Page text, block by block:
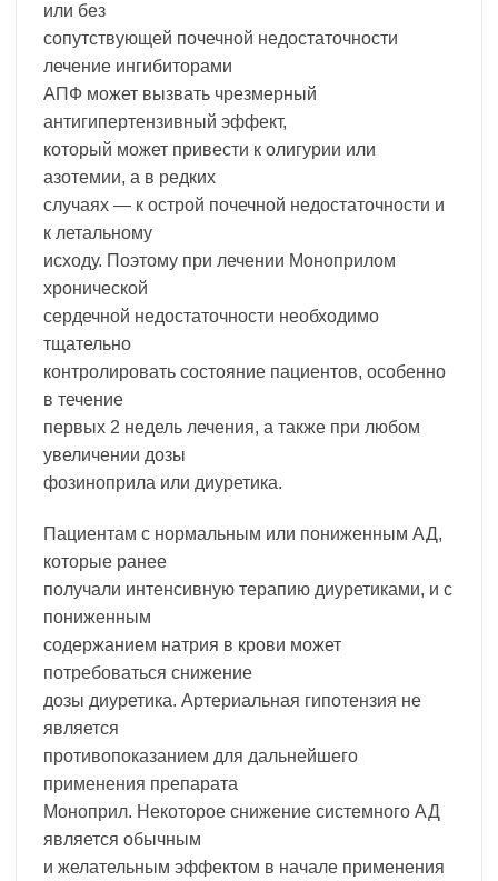
или без
сопутствующей почечной недостаточности
лечение ингибиторами
АПФ может вызвать чрезмерный
антигипертензивный эффект,
который может привести к олигурии или
азотемии, а в редких
случаях — к острой почечной недостаточности и
к летальному
исходу. Поэтому при лечении Моноприлом
хронической
сердечной недостаточности необходимо
тщательно
контролировать состояние пациентов, особенно
в течение
первых 2 недель лечения, а также при любом
увеличении дозы
фозиноприла или диуретика.
Пациентам с нормальным или пониженным АД,
которые ранее
получали интенсивную терапию диуретиками, и с
пониженным
содержанием натрия в крови может
потребоваться снижение
дозы диуретика. Артериальная гипотензия не
является
противопоказанием для дальнейшего
применения препарата
Моноприл. Некоторое снижение системного АД
является обычным
и желательным эффектом в начале применения